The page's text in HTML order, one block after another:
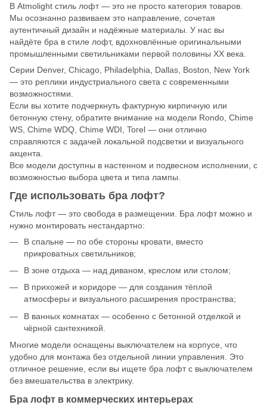
В Atmolight стиль лофт — это не просто категория товаров.
Мы осознанно развиваем это направление, сочетая
аутентичный дизайн и надёжные материалы. У нас вы
найдёте бра в стиле лофт, вдохновлённые оригинальными
промышленными светильниками первой половины ХХ века.
Серии Denver, Chicago, Philadelphia, Dallas, Boston, New York
— это реплики индустриального света с современными
возможностями.
Если вы хотите подчеркнуть фактурную кирпичную или
бетонную стену, обратите внимание на модели Rondo, Chime
WS, Chime WDQ, Chime WDI, Torel — они отлично
справляются с задачей локальной подсветки и визуального
акцента.
Все модели доступны в настенном и подвесном исполнении, с
возможностью выбора цвета и типа лампы.
Где использовать бра лофт?
Стиль лофт — это свобода в размещении. Бра лофт можно и
нужно монтировать нестандартно:
В спальне — по обе стороны кровати, вместо
прикроватных светильников;
В зоне отдыха — над диваном, креслом или столом;
В прихожей и коридоре — для создания тёплой
атмосферы и визуального расширения пространства;
В ванных комнатах — особенно с бетонной отделкой и
чёрной сантехникой.
Многие модели оснащены выключателем на корпусе, что
удобно для монтажа без отдельной линии управления. Это
отличное решение, если вы ищете бра лофт с выключателем
без вмешательства в электрику.
Бра лофт в коммерческих интерьерах